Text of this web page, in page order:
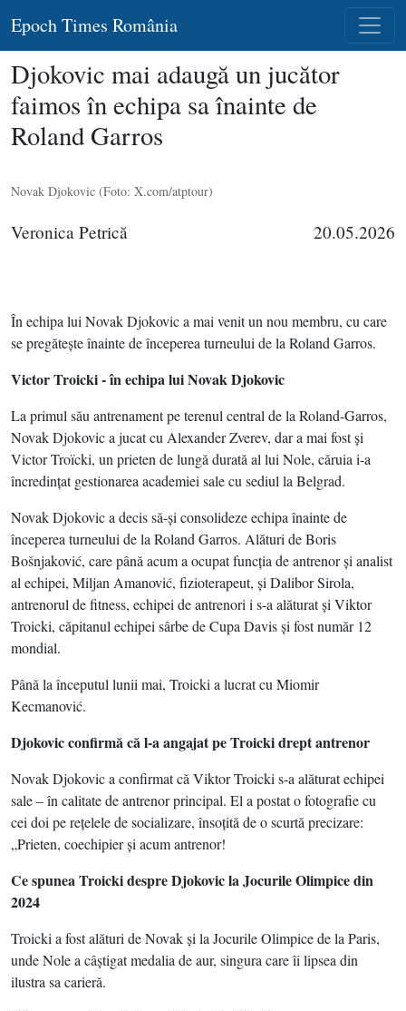
Epoch Times România
Djokovic mai adaugă un jucător
faimos în echipa sa înainte de
Roland Garros
Novak Djokovic (Foto: X.com/atptour)
Veronica Petrică 20.05.2026
În echipa lui Novak Djokovic a mai venit un nou membru, cu care
se pregăteşte înainte de începerea turneului de la Roland Garros.
Victor Troicki - în echipa lui Novak Djokovic
La primul său antrenament pe terenul central de la Roland-Garros,
Novak Djokovic a jucat cu Alexander Zverev, dar a mai fost şi
Victor Troïcki, un prieten de lungă durată al lui Nole, căruia i-a
încredinţat gestionarea academiei sale cu sediul la Belgrad.
Novak Djokovic a decis să-şi consolideze echipa înainte de
începerea turneului de la Roland Garros. Alături de Boris
Bošnjaković, care până acum a ocupat funcţia de antrenor şi analist
al echipei, Miljan Amanović, fizioterapeut, şi Dalibor Sirola,
antrenorul de fitness, echipei de antrenori i s-a alăturat şi Viktor
Troicki, căpitanul echipei sârbe de Cupa Davis şi fost număr 12
mondial.
Până la începutul lunii mai, Troicki a lucrat cu Miomir
Kecmanović.
Djokovic confirmă că l-a angajat pe Troicki drept antrenor
Novak Djokovic a confirmat că Viktor Troicki s-a alăturat echipei
sale – în calitate de antrenor principal. El a postat o fotografie cu
cei doi pe reţelele de socializare, însoţită de o scurtă precizare:
„Prieten, coechipier şi acum antrenor!
Ce spunea Troicki despre Djokovic la Jocurile Olimpice din
2024
Troicki a fost alături de Novak şi la Jocurile Olimpice de la Paris,
unde Nole a câştigat medalia de aur, singura care îi lipsea din
ilustra sa carieră.